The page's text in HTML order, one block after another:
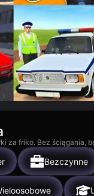
za friko. Bez
Bezczynne